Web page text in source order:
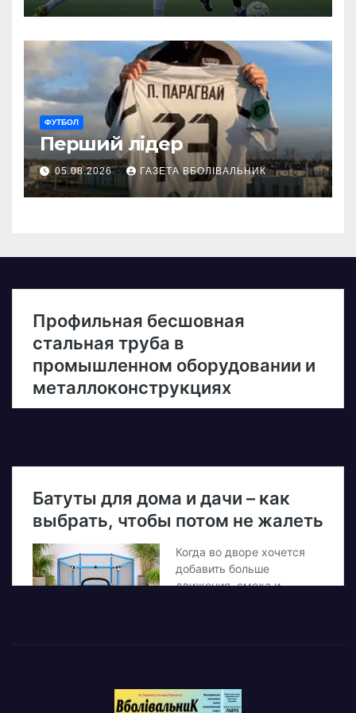
ФУТБОЛ
Перший лідер
05.08.2026 ГАЗЕТА ВБОЛІВАЛЬНИК